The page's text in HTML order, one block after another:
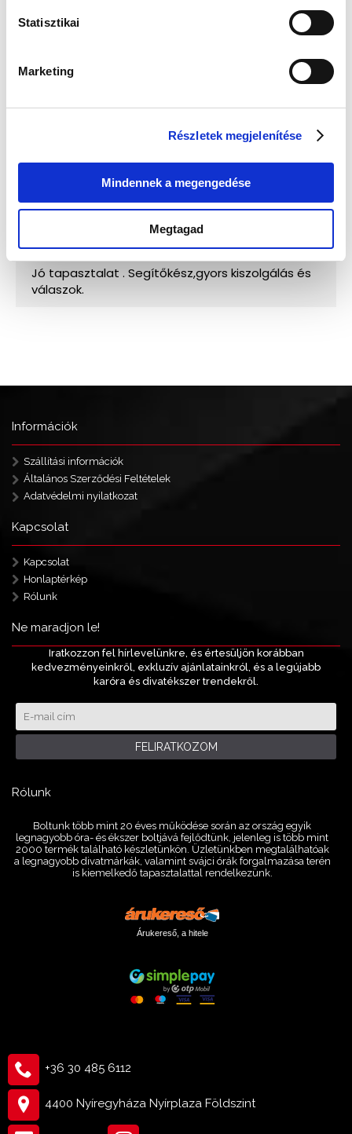
Statisztikai
Marketing
Részletek megjelenítése
Mindennek a megengedése
Megtagad
Információk
Szállítási információk
Általános Szerződési Feltételek
Adatvédelmi nyilatkozat
Kapcsolat
Kapcsolat
Honlaptérkép
Rólunk
Ne maradjon le!
Iratkozzon fel hírlevelünkre, és értesüljön korábban
kedvezményeinkről, exkluzív ajánlatainkról, és a legújabb
karóra és divatékszer trendekről.
FELIRATKOZOM
Rólunk
Boltunk több mint 20 éves működése során az ország egyik
legnagyobb óra- és ékszer boltjává fejlődtünk, jelenleg is több mint
2000 termék található készletünkön. Üzletünkben megtalálhatóak
a legnagyobb divatmárkák, valamint svájci órák forgalmazása terén
is kiemelkedő tapasztalattal rendelkezünk.
Árukereső, a hitele
+36 30 485 6112
4400 Nyíregyháza Nyírplaza Földszint